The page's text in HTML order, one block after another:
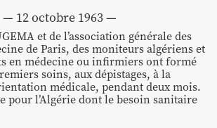
12 octobre 1963
et de l’association générale des
de Paris, des moniteurs algériens et
en médecine ou infirmiers ont formé
soins, aux dépistages, à la
médicale, pendant deux mois.
pour l’Algérie dont le besoin sanitaire